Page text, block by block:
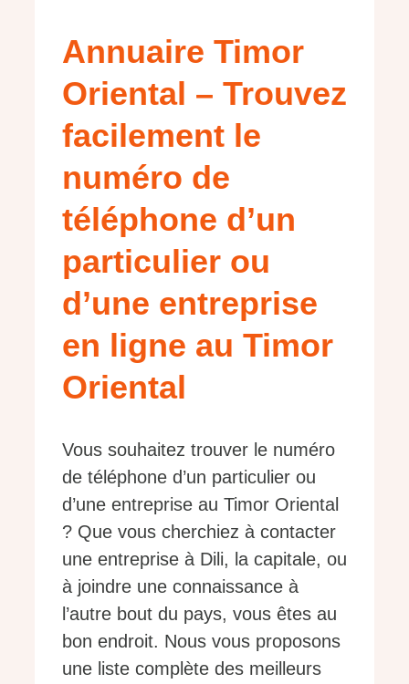
Annuaire Timor
Oriental – Trouvez
facilement le
numéro de
téléphone d’un
particulier ou
d’une entreprise
en ligne au Timor
Oriental
Vous souhaitez trouver le numéro
de téléphone d’un particulier ou
d’une entreprise au Timor Oriental
? Que vous cherchiez à contacter
une entreprise à Dili, la capitale, ou
à joindre une connaissance à
l’autre bout du pays, vous êtes au
bon endroit. Nous vous proposons
une liste complète des meilleurs